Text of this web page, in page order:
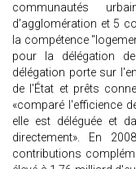
communautés
d'agglomération et 5
la compétence
pour la délégation
délégation porte sur
de l'État et prêts
«comparé l'efficience
elle est déléguée et
directement». En
contributions